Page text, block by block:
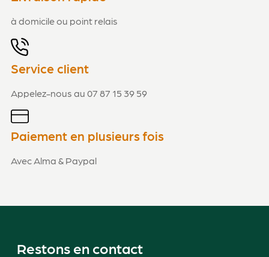
à domicile ou point relais
Service client
Appelez-nous au 07 87 15 39 59
Paiement en plusieurs fois
Avec Alma & Paypal
Restons en contact